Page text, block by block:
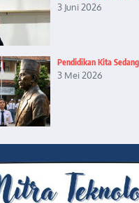
3 Juni 2026
Pendidikan Kita
3 Mei 2026